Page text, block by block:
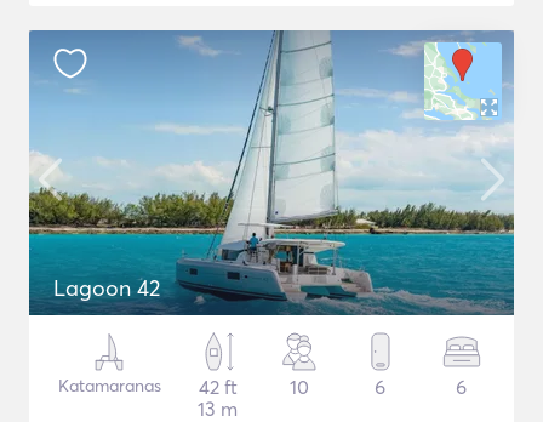
Lagoon 42
Katamaranas
42 ft
13 m
10 6 6